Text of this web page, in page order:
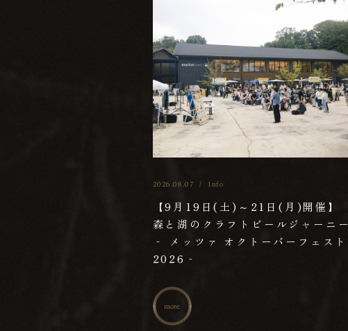
2026.08.07 / Info
【9月19日(土)～21日(月)開催】
森と湖のクラフトビールジャーニー
‐ メッツァ オクトーバーフェスト
2026‐
more